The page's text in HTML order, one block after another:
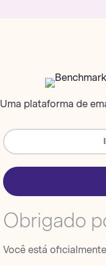
Uma plataforma de
Obrigado
Você está